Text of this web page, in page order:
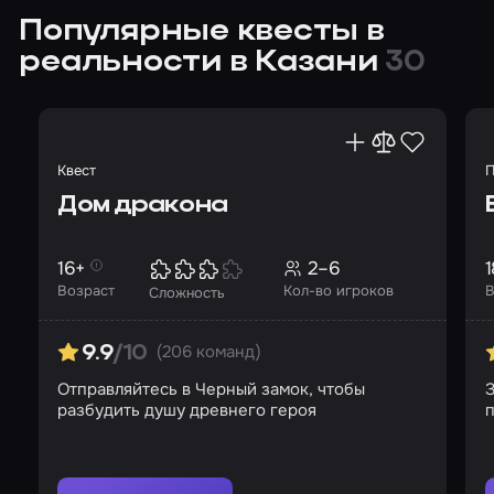
Популярные квесты в
реальности в Казани 30
Квест
Дом дракона
Возраст
16+
Сложность Кол-во игроков
2–6
9.9/10 (206 команд)
Отправляйтесь в Черный замок, чтобы
разбудить душу древнего героя